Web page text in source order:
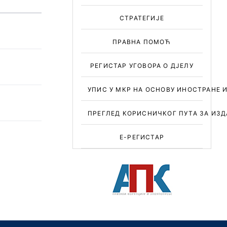
СТРАТЕГИЈЕ
ПРАВНА ПОМОЋ
РЕГИСТАР УГОВОРА О ДЈЕЛУ
УПИС У МКР НА ОСНОВУ ИНОСТРАНЕ
ПРЕГЛЕД КОРИСНИЧКОГ ПУТА ЗА
Е-РЕГИСТАР